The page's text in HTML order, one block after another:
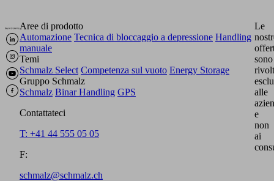
Aree di prodotto
Automazione Tecnica di bloccaggio a depressione Handling
manuale
Temi
Schmalz Select Competenza sul vuoto Energy Storage
Gruppo Schmalz
Schmalz Binar Handling GPS
Contattateci
T: +41 44 555 05 05
F:
schmalz@schmalz.ch
Le
sono
alle
e
non
ai